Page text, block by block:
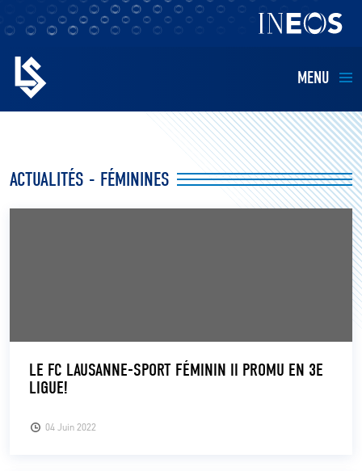
MENU
BILLETTERIE
CLUB
ACTUALITÉS - FÉMININES
04 Juin 2022
LE FC LAUSANNE-SPORT FÉMININ II PROMU EN 3E
LIGUE!